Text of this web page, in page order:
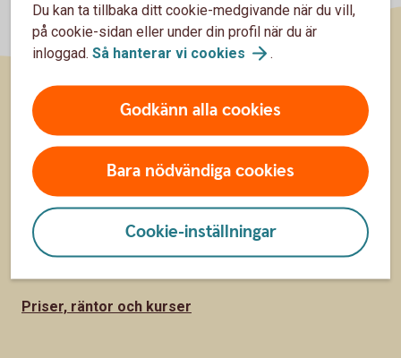
Du kan ta tillbaka ditt cookie-medgivande när du vill,
på cookie-sidan eller under din profil när du är
inloggad. Så hanterar vi cookies .
Godkänn alla cookies
Bara nödvändiga cookies
Cookie-inställningar
Sidfot
Hitta snabbt
Kundservice
Spärrhjälp
Hitta bankkontor
Priser, räntor och kurser